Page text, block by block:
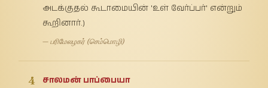
அடக்குதல் கூடாமையின் 'உள் வேர்ப்பர்' என்றும்
கூறினார்.)
— பரிமேலழகர் (செம்மொழி)
4
சாலமன் பாப்பையா